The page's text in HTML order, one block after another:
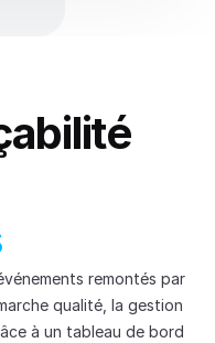
remontés par
qualité, la gestion
à un tableau de bord